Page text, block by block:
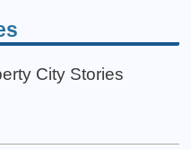
City Stories